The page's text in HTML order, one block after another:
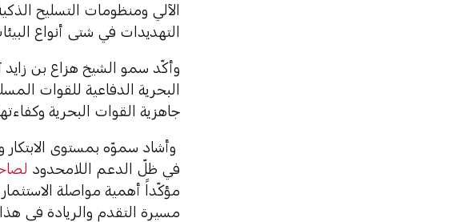
الآلي ومنظومات التسليح
التهديدات في شتى أنواع
وأكّد سمو الشيخ هزاع بن
البحرية الدفاعية للقوات
جاهزية القوات البحرية
وأشاد سموّه بمستوى الابتكار
في ظلّ الدعم اللامحدود
مؤكّداً أهمية مواصلة
مسيرة التقدم والريادة في